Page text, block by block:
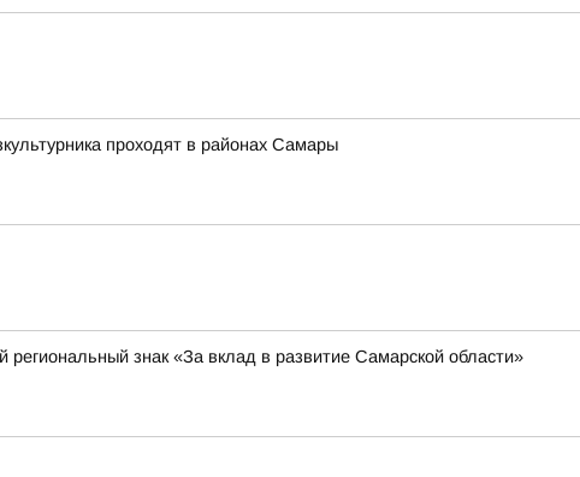
проходят в районах Самары
знак «За вклад в развитие Самарской области»